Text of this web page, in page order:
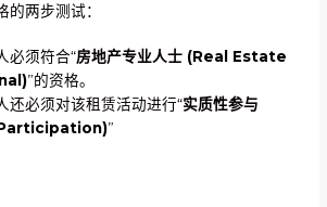
的两步测试：
必须符合“房地产专业人士 (Real Estate
”的资格。
还必须对该租赁活动进行“实质性参与
”